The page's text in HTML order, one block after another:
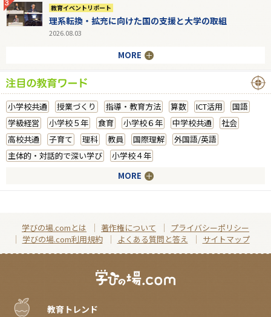
教育イベントリポート
理系転換・拡充に向けた国の支援と大学の取組
2026.08.03
MORE
小学校共通 授業づくり 指導・教育方法 算数 ICT活用
国語
学級経営
小学校５年 食育 小学校６年 中学校共通
社会
高校共通
子育て 理科 教員 国際理解
外国語/英語
主体的・対話的で深い学び
小学校４年
MORE
学びの場.comとは 著作権について
プライバシーポリシー
学びの場.com利用規約
よくある質問と答え サイトマップ
教育トレンド